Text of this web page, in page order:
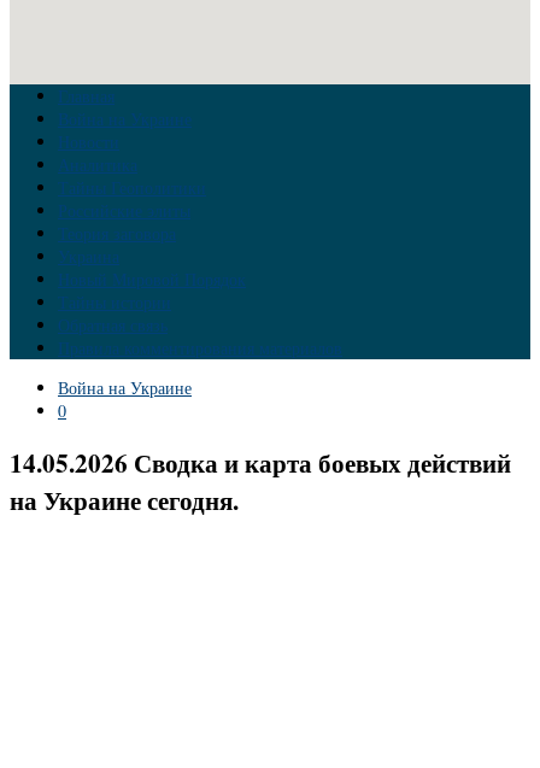
Главная
Война на Украине
Новости
Аналитика
Тайны Геополитики
Российские элиты
Теория заговора
Украина
Новый Мировой Порядок
Тайны истории
Обратная связь
Правила комментирования материалов
Война на Украине
0
14.05.2026 Сводка и карта боевых действий
на Украине сегодня.